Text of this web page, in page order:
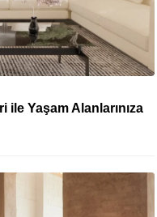
Yaşam Alanlarınıza